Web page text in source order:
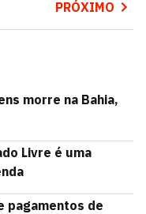
PRÓXIMO
morre na Bahia,
Livre é uma
pagamentos de